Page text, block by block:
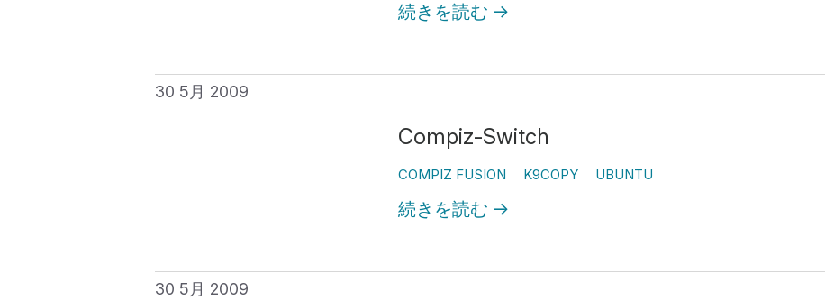
続きを読む →
30 5月 2009
Compiz-Switch
COMPIZ FUSION K9COPY UBUNTU
続きを読む →
30 5月 2009